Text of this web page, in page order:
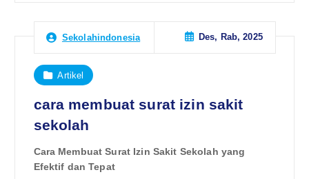
Sekolahindonesia Des, Rab, 2025
Artikel
cara membuat surat izin sakit
sekolah
Cara Membuat Surat Izin Sakit Sekolah yang
Efektif dan Tepat